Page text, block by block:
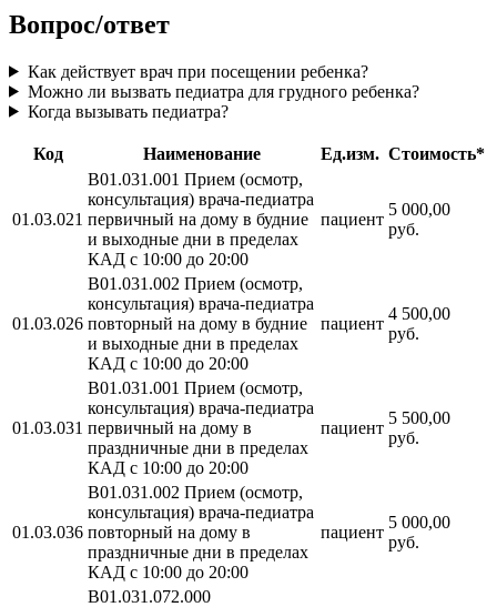
Вопрос/ответ
Как действует врач при посещении ребенка?
Можно ли вызвать педиатра для грудного ребенка?
Когда вызывать педиатра?
Код Наименование Ед.изм. Стоимость*
01.03.021
B01.031.001 Прием (осмотр,
консультация) врача-педиатра
первичный на дому в будние
и выходные дни в пределах
КАД с 10:00 до 20:00
пациент
5 000,00
руб.
01.03.026
B01.031.002 Прием (осмотр,
консультация) врача-педиатра
повторный на дому в будние
и выходные дни в пределах
КАД с 10:00 до 20:00
пациент
4 500,00
руб.
01.03.031
B01.031.001 Прием (осмотр,
консультация) врача-педиатра
первичный на дому в
праздничные дни в пределах
КАД с 10:00 до 20:00
пациент
5 500,00
руб.
01.03.036
B01.031.002 Прием (осмотр,
консультация) врача-педиатра
повторный на дому в
праздничные дни в пределах
КАД с 10:00 до 20:00
пациент
5 000,00
руб.
B01.031.072.000